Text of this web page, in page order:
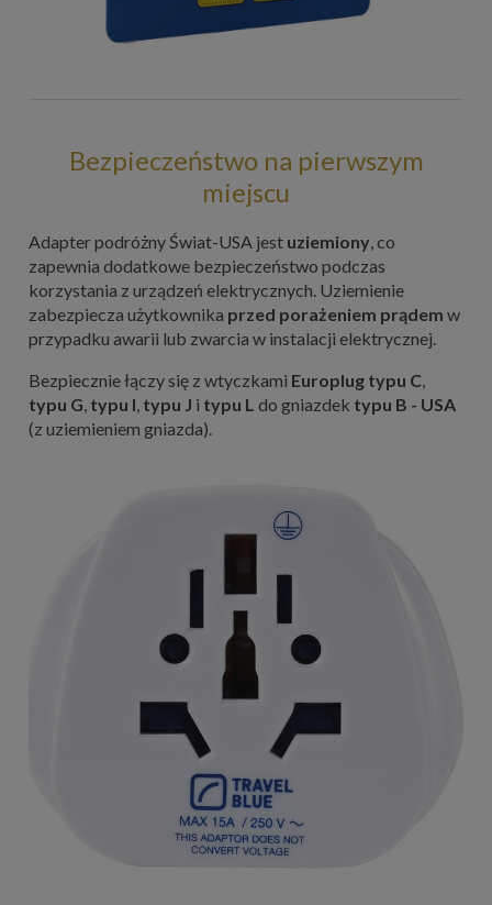
Bezpieczeństwo na pierwszym
miejscu
Adapter podróżny Świat-USA jest uziemiony, co
zapewnia dodatkowe bezpieczeństwo podczas
korzystania z urządzeń elektrycznych. Uziemienie
zabezpiecza użytkownika przed porażeniem prądem w
przypadku awarii lub zwarcia w instalacji elektrycznej.
Bezpiecznie łączy się z wtyczkami Europlug typu C,
typu G, typu I, typu J i typu L do gniazdek typu B - USA
(z uziemieniem gniazda).